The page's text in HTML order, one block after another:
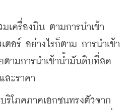
รื่องบิน ตามการนำเข้า
ตอร์ อย่างไรก็ตาม การนำเข้า
ตามการนำเข้าน้ำมันดิบที่ลด
ละราคา
ภคภาคเอกชนทรงตัวจาก